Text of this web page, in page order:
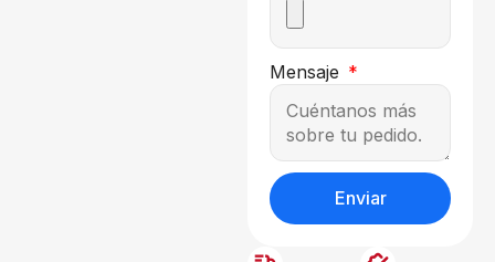
Mensaje
Enviar